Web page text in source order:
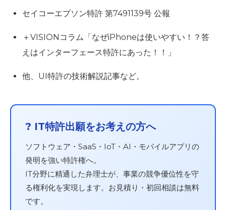
セイコーエプソン特許 第7491139号 公報
＋VISIONコラム「なぜiPhoneは使いやすい！？答
えはインターフェース特許にあった！！」
他、UI特許の技術解説記事など。
? IT特許出願をお考えの方へ
ソフトウェア・SaaS・IoT・AI・モバイルアプリの
発明を強い特許権へ。
IT分野に精通した弁理士が、事業の競争優位性を守
る権利化を実現します。お見積り・初回相談は無料
です。